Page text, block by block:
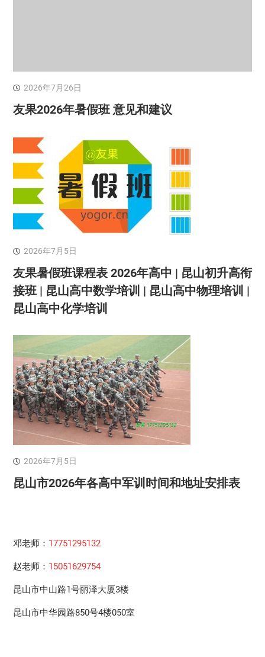
2026年7月26日
友果2026年暑假班 意见和建议
2026年7月5日
友果暑假班课程表 2026年高中 | 昆山初升高衔
接班 | 昆山高中数学培训 | 昆山高中物理培训 |
昆山高中化学培训
2026年7月5日
昆山市2026年各高中军训时间和地址安排表
邓老师： 17751295132
赵老师： 15051629754
昆山市中山路1号丽泽大厦3楼
昆山市中华园路850号4楼050室